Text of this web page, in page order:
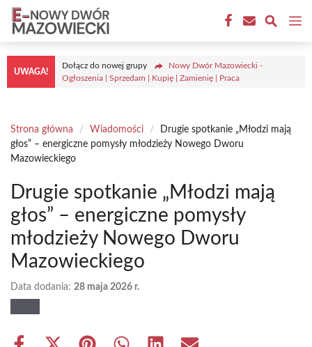
Przejdź
treści
UWAGA!
Dołącz do nowej grupy
Nowy Dwór Mazowiecki -
Ogłoszenia | Sprzedam | Kupię | Zamienię | Praca
Strona główna / Wiadomości /
Drugie spotkanie „Młodzi mają
głos” – energiczne pomysły młodzieży Nowego Dworu
Mazowieckiego
Drugie spotkanie „Młodzi mają
głos” – energiczne pomysły
młodzieży Nowego Dworu
Mazowieckiego
Data dodania: 28 maja 2026 r.